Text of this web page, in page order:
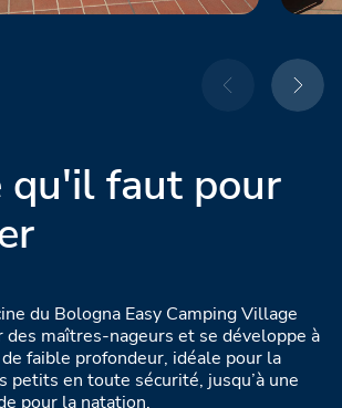
qu'il faut pour
du Bologna Easy Camping Village
maîtres-nageurs et se développe à
de faible profondeur, idéale pour la
petits en toute sécurité, jusqu’à une
pour la natation.